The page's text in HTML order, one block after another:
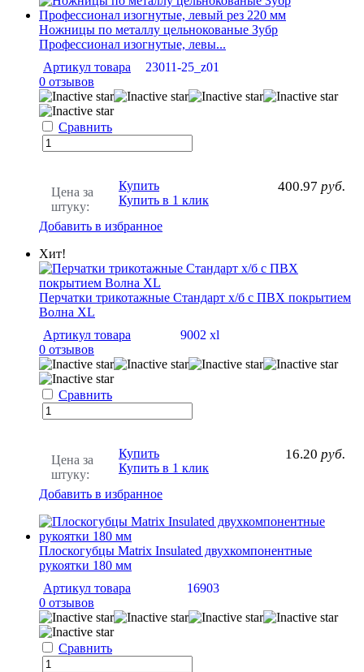
Ножницы по металлу цельнокованые Зубр
Профессионал изогнутые, левы...
Артикул товара
23011-25_z01
0 отзывов
Сравнить
Цена за
штуку:
400.97 руб.
Купить
Купить в 1 клик
Добавить в избранное
Хит!
Перчатки трикотажные Стандарт х/б с ПВХ покрытием
Волна XL
Артикул товара
9002 xl
0 отзывов
Сравнить
Цена за
штуку:
16.20 руб.
Купить
Купить в 1 клик
Добавить в избранное
Плоскогубцы Matrix Insulated двухкомпонентные
рукоятки 180 мм
Артикул товара
16903
0 отзывов
Сравнить